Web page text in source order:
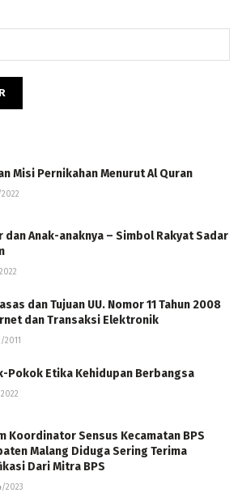
Misi Pernikahan Menurut Al Quran
dan Anak-anaknya – Simbol Rakyat Sadar
dan Tujuan UU. Nomor 11 Tahun 2008
dan Transaksi Elektronik
Pokok Etika Kehidupan Berbangsa
Koordinator Sensus Kecamatan BPS
Malang Diduga Sering Terima
Dari Mitra BPS
2023